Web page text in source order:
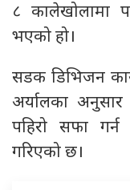
८ कालेखोलामा
भएको हो।
सडक डिभिजन
अर्यालका
पहिरो सफा
गरिएको छ।